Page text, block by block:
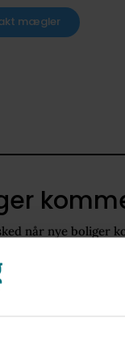
mægler
når nye boliger
kr. - 6.100.000 kr.